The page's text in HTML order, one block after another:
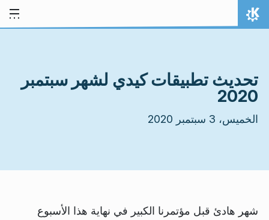
تخط المحتوى
الصفحة الرئيسة
تحديث تطبيقات كيدي لشهر سبتمبر
2020
الخميس، 3 سبتمبر 2020
شهر هادئ قبل مؤتمرنا الكبير في نهاية هذا الأسبوع